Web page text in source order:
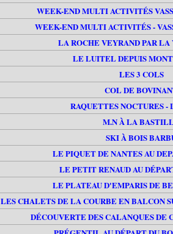
WEEK-END MULTI ACTIVITÉS
WEEK-END MULTI ACTIVITÉS -
LA ROCHE VEYRAND PAR
LE LUITEL DEPUIS
LES 3 COLS
COL DE
RAQUETTES NOCTURES -
M.N À LA
SKI À BOIS
LE PIQUET DE NANTES AU
LE PETIT RENAUD AU
LE PLATEAU D'EMPARIS DE
LES CHALETS DE LA COURBE EN BALCON
DÉCOUVERTE DES CALANQUES DE